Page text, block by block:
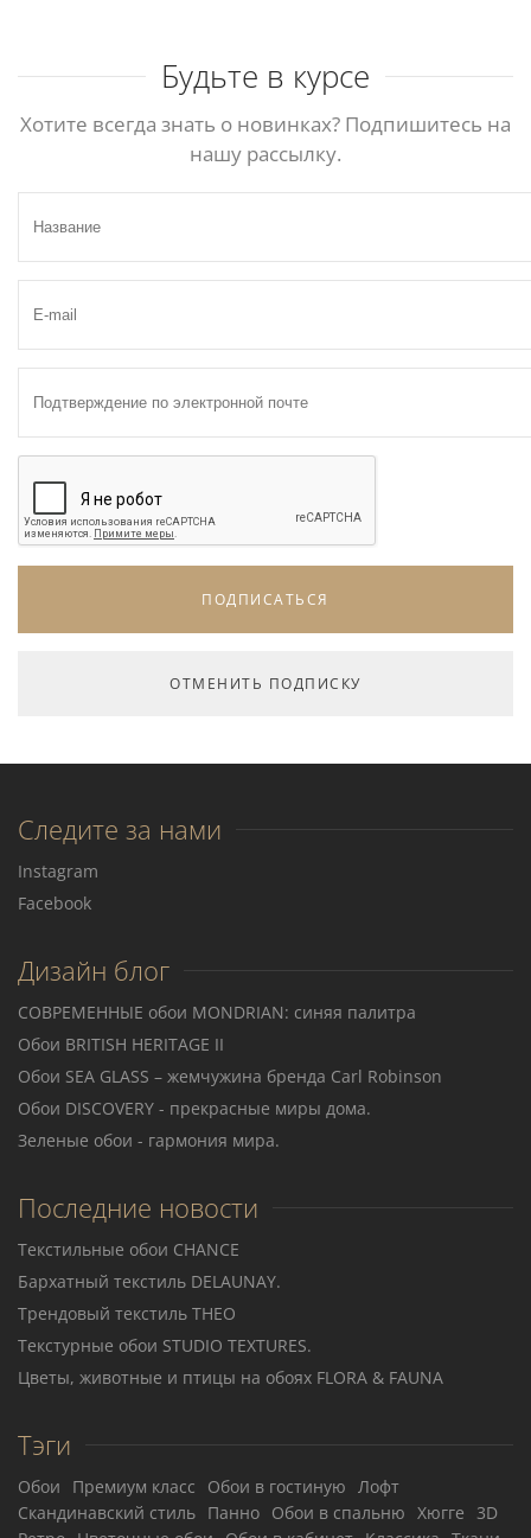
Будьте в курсе
Хотите всегда знать о новинках? Подпишитесь на
нашу рассылку.
Следите за нами
Instagram
Facebook
Дизайн блог
СОВРЕМЕННЫЕ обои MONDRIAN: синяя палитра
Обои BRITISH HERITAGE II
Обои SEA GLASS – жемчужина бренда Carl Robinson
Обои DISCOVERY - прекрасные миры дома.
Зеленые обои - гармония мира.
Последние новости
Текстильные обои CHANCE
Бархатный текстиль DELAUNAY.
Трендовый текстиль THEO
Teкстурные обои STUDIO TEXTURES.
Цветы, животные и птицы на обоях FLORA & FAUNA
Тэги
Обои Премиум класс Обои в гостиную Лофт
Скандинавский стиль Панно Обои в спальню Хюгге
3D